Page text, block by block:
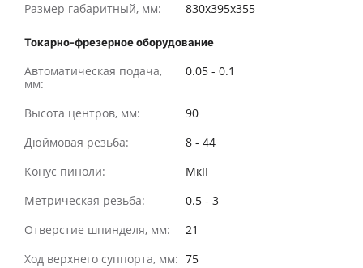
Размер габаритный, мм: 830x395x355
Токарно-фрезерное оборудование
Автоматическая подача,
мм:
0.05 - 0.1
Высота центров, мм:
90
Дюймовая резьба:
8 - 44
Конус пиноли:
МкII
Метрическая резьба:
0.5 - 3
Отверстие шпинделя, мм:
21
Ход верхнего суппорта, мм: 75